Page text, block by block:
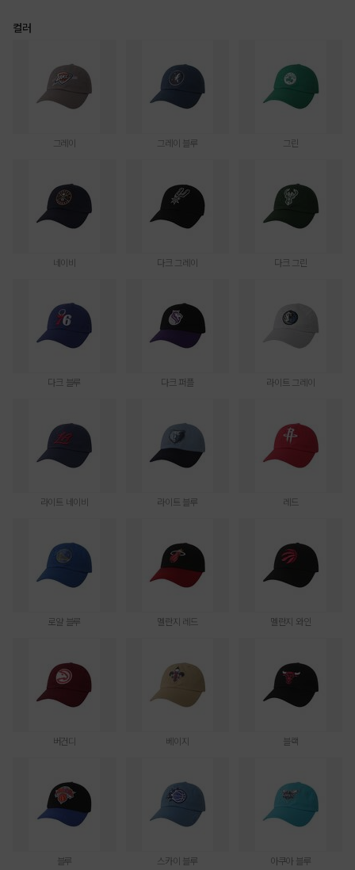
컬러
그레이 그레이 블루 그린
네이비 다크 그레이 다크 그린
다크 블루 다크 퍼플 라이트 그레이
라이트 네이비 라이트 블루 레드
로얄 블루 멜란지 레드 멜란지 와인
버건디 베이지 블랙
블루 스카이 블루 아쿠아 블루